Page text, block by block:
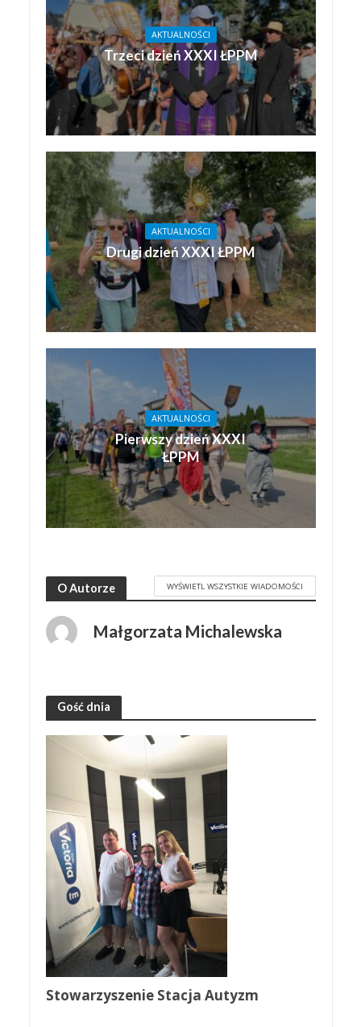
AKTUALNOŚCI
Trzeci dzień XXXI ŁPPM
AKTUALNOŚCI
Drugi dzień XXXI ŁPPM
AKTUALNOŚCI
Pierwszy dzień XXXI
ŁPPM
O Autorze WYŚWIETL WSZYSTKIE WIADOMOŚCI
Małgorzata Michalewska
Gość dnia
Stowarzyszenie Stacja Autyzm